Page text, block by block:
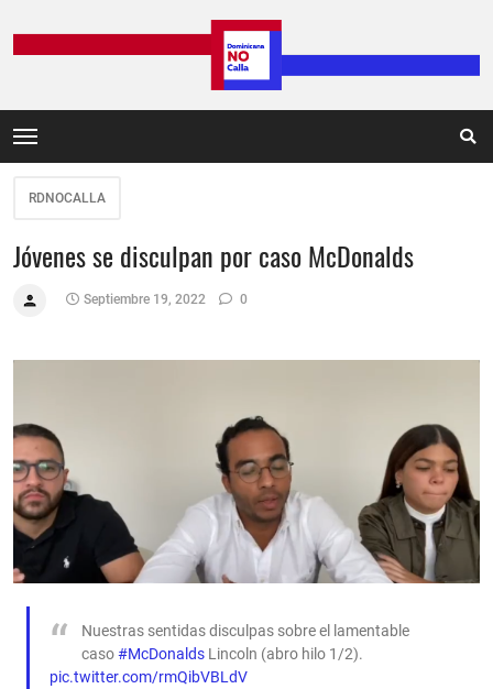
RDNOCALLA
Jóvenes se disculpan por caso McDonalds
Septiembre 19, 2022 0
Nuestras sentidas disculpas sobre el lamentable
caso#McDonalds Lincoln (abro hilo 1/2).
pic.twitter.com/rmQibVBLdV